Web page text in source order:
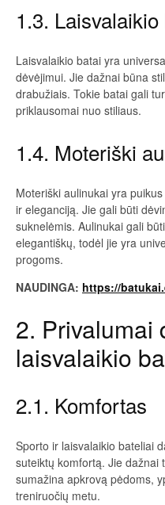
1.3. Laisvalaikio
Laisvalaikio batai yra
dėvėjimui. Jie dažnai būna
drabužiais. Tokie batai gali
priklausomai nuo stiliaus.
1.4. Moteriški
Moteriški aulinukai yra
ir eleganciją. Jie gali būti
suknelėmis. Aulinukai gali
elegantiškų, todėl jie yra
progoms.
NAUDINGA: https://
2. Privalumai
laisvalaikio
2.1. Komfortas
Sporto ir laisvalaikio bateliai
suteiktų komfortą. Jie dažnai
sumažina apkrovą pėdoms,
treniruočių metu.